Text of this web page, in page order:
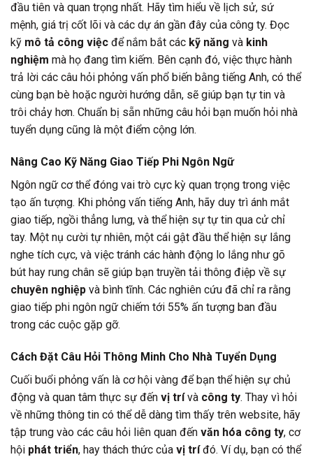
đầu tiên và quan trọng nhất. Hãy tìm hiểu về lịch sử, sứ
mệnh, giá trị cốt lõi và các dự án gần đây của công ty. Đọc
kỹ mô tả công việc để nắm bắt các kỹ năng và kinh
nghiệm mà họ đang tìm kiếm. Bên cạnh đó, việc thực hành
trả lời các câu hỏi phỏng vấn phổ biến bằng tiếng Anh, có thể
cùng bạn bè hoặc người hướng dẫn, sẽ giúp bạn tự tin và
trôi chảy hơn. Chuẩn bị sẵn những câu hỏi bạn muốn hỏi nhà
tuyển dụng cũng là một điểm cộng lớn.
Nâng Cao Kỹ Năng Giao Tiếp Phi Ngôn Ngữ
Ngôn ngữ cơ thể đóng vai trò cực kỳ quan trọng trong việc
tạo ấn tượng. Khi phỏng vấn tiếng Anh, hãy duy trì ánh mắt
giao tiếp, ngồi thẳng lưng, và thể hiện sự tự tin qua cử chỉ
tay. Một nụ cười tự nhiên, một cái gật đầu thể hiện sự lắng
nghe tích cực, và việc tránh các hành động lo lắng như gõ
bút hay rung chân sẽ giúp bạn truyền tải thông điệp về sự
chuyên nghiệp và bình tĩnh. Các nghiên cứu đã chỉ ra rằng
giao tiếp phi ngôn ngữ chiếm tới 55% ấn tượng ban đầu
trong các cuộc gặp gỡ.
Cách Đặt Câu Hỏi Thông Minh Cho Nhà Tuyển Dụng
Cuối buổi phỏng vấn là cơ hội vàng để bạn thể hiện sự chủ
động và quan tâm thực sự đến vị trívà công ty. Thay vì hỏi
về những thông tin có thể dễ dàng tìm thấy trên website, hãy
tập trung vào các câu hỏi liên quan đến văn hóa công ty, cơ
hội phát triển, hay thách thức của vị tríđó. Ví dụ, bạn có thể